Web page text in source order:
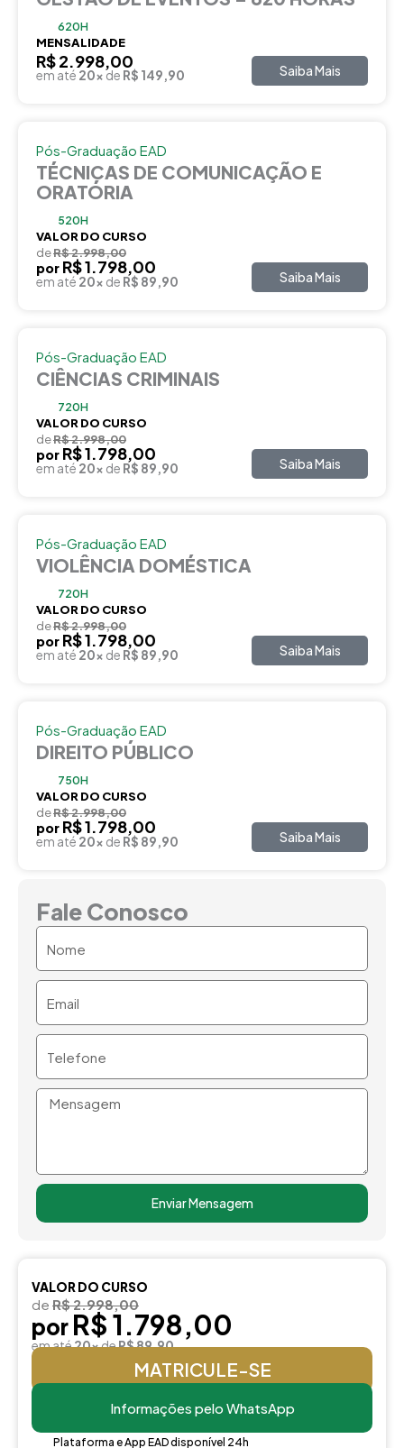
620H
MENSALIDADE
R$ 2.998,00
em até 20xde R$ 149,90 Saiba Mais
Pós-Graduação EAD
TÉCNICAS DE COMUNICAÇÃO E
ORATÓRIA
520H
VALOR DO CURSO
deR$ 2.998,00
por R$ 1.798,00
em até 20x de R$ 89,90 Saiba Mais
Pós-Graduação EAD
CIÊNCIAS CRIMINAIS
720H
VALOR DO CURSO
deR$ 2.998,00
por R$ 1.798,00
em até 20x de R$ 89,90 Saiba Mais
Pós-Graduação EAD
VIOLÊNCIA DOMÉSTICA
720H
VALOR DO CURSO
deR$ 2.998,00
por R$ 1.798,00
em até 20x de R$ 89,90 Saiba Mais
Pós-Graduação EAD
DIREITO PÚBLICO
750H
VALOR DO CURSO
deR$ 2.998,00
por R$ 1.798,00
em até 20x de R$ 89,90 Saiba Mais
Fale Conosco
Mensagem
Enviar Mensagem
VALOR DO CURSO
de R$ 2.998,00
por R$ 1.798,00
em até20xdeR$ 89,90
MATRICULE-SE
Informações pelo WhatsApp
Plataforma e App EAD disponível 24h